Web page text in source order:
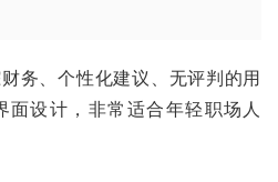
务、个性化建议、无评判的用
面设计，非常适合年轻职场人